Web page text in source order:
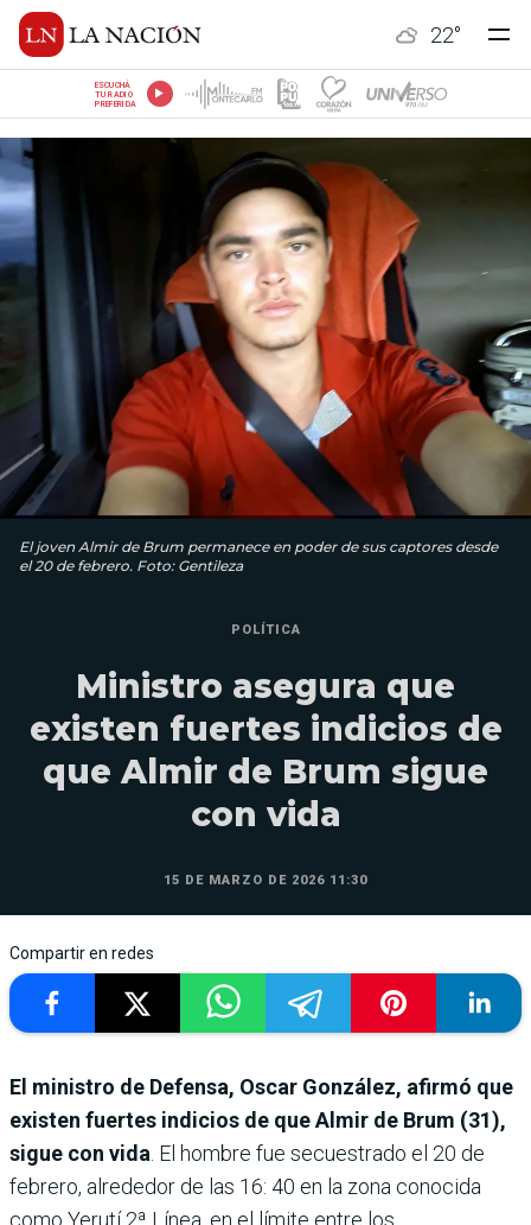
22°
ESCUCHÁ
TU RADIO
PREFERIDA
El joven Almir de Brum permanece en poder de sus captores desde
el 20 de febrero. Foto: Gentileza
POLÍTICA
Ministro asegura que
existen fuertes indicios de
que Almir de Brum sigue
con vida
15 DE MARZO DE 2026 11:30
Compartir en redes
El ministro de Defensa, Oscar González, afirmó que
existen fuertes indicios de que Almir de Brum (31),
sigue con vida . El hombre fue secuestrado el 20 de
febrero, alrededor de las 16: 40 en la zona conocida
como Yerutí 2ª Línea, en el límite entre los